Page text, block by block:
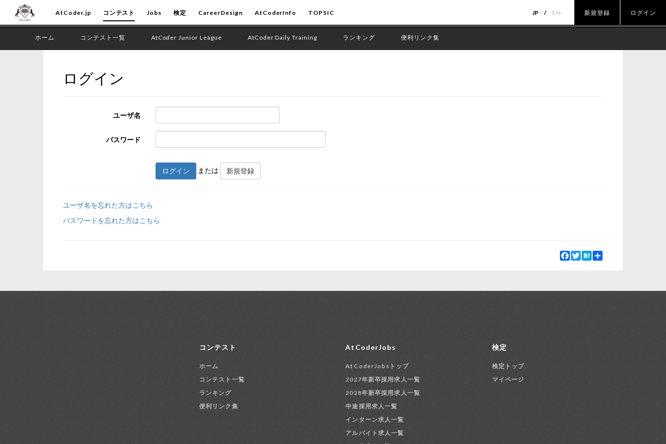
AtCoder.jp コンテスト Jobs 検定 CareerDesign AtCoderInfo TOPSIC JP EN 新規登録 ログイン
ホーム コンテスト一覧 AtCoder Junior League AtCoder Daily Training ランキング 便利リンク集
ログイン
ユーザ名
パスワード
ログイン または 新規登録
ユーザ名を忘れた方はこちら
パスワードを忘れた方はこちら
Facebook
Twitter
Hatena
コンテスト
ホーム
コンテスト一覧
ランキング
便利リンク集
AtCoderJobs
AtCoderJobsトップ
2027年新卒採用求人一覧
2028年新卒採用求人一覧
中途採用求人一覧
インターン求人一覧
アルバイト求人一覧
検定
検定トップ
マイページ